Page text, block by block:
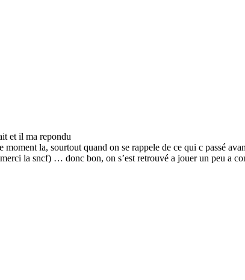
et il ma repondu
moment la, sourtout quand on se rappele de ce qui c passé
la sncf) … donc bon, on s’est retrouvé a jouer un peu a